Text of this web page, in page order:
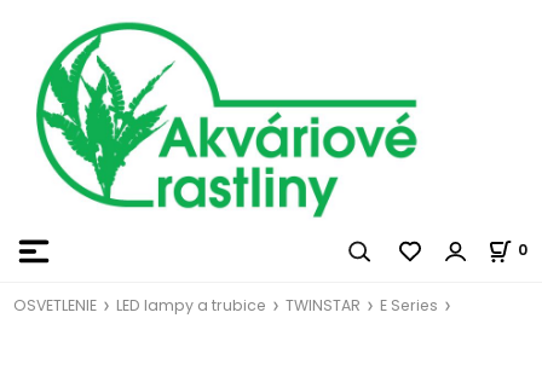
0
OSVETLENIE LED lampy a trubice TWINSTAR E Series